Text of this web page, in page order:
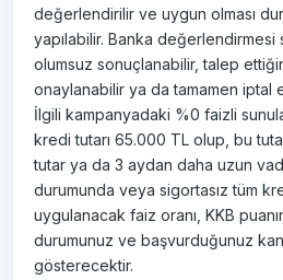
değerlendirilir ve uygun olması
yapılabilir. Banka değerlendirmesi
olumsuz sonuçlanabilir, talep
onaylanabilir ya da tamamen iptal
İlgili kampanyadaki %0 faizli
kredi tutarı 65.000 TL olup, bu
tutar ya da 3 aydan daha uzun
durumunda veya sigortasız tüm
uygulanacak faiz oranı, KKB
durumunuz ve başvurduğunuz
gösterecektir.